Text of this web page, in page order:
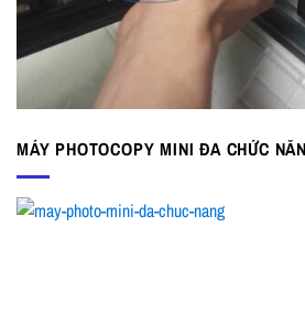
MÁY PHOTOCOPY MINI ĐA CHỨC